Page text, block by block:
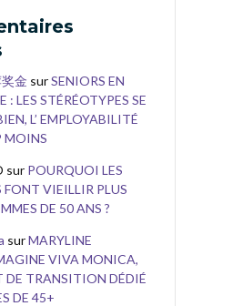
金 surSENIORS EN
: LES STÉRÉOTYPES SE
L’ EMPLOYABILITÉ
MOINS
sur POURQUOI LES
FONT VIEILLIR PLUS
DE 50 ANS ?
surMARYLINE
VIVA MONICA,
DE TRANSITION DÉDIÉ
DE 45+